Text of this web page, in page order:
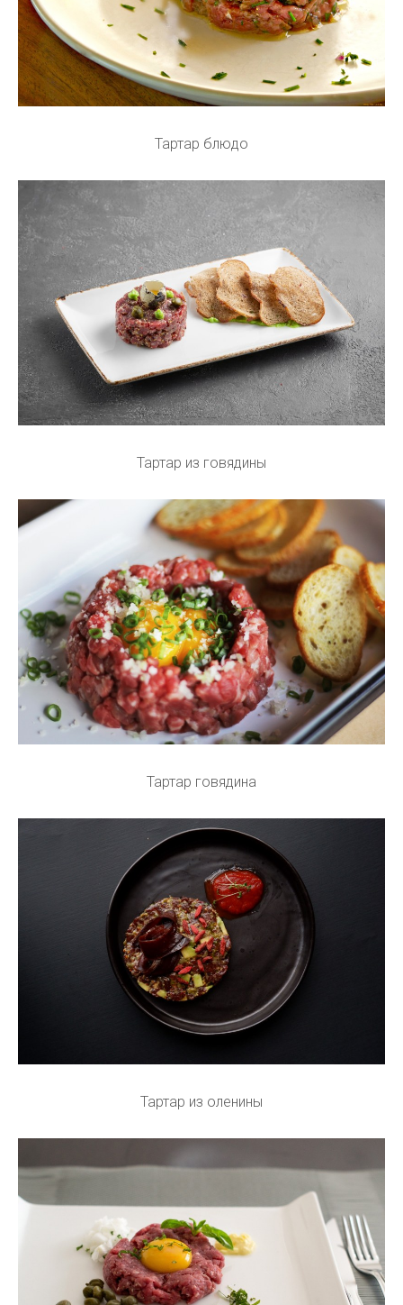
Тартар блюдо
Тартар из говядины
Тартар говядина
Тартар из оленины